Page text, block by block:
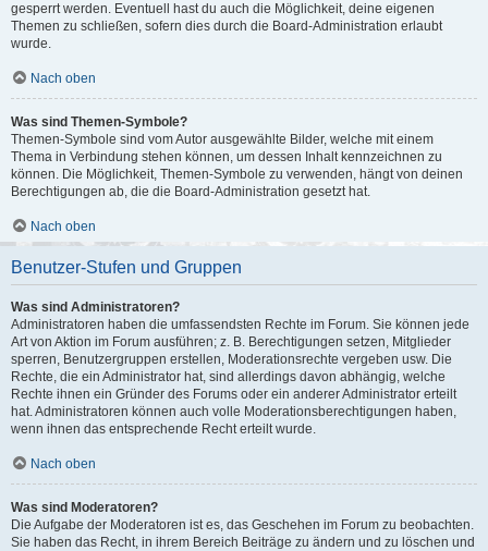
gesperrt werden. Eventuell hast du auch die Möglichkeit, deine eigenen
Themen zu schließen, sofern dies durch die Board-Administration erlaubt
wurde.
Nach oben
Was sind Themen-Symbole?
Themen-Symbole sind vom Autor ausgewählte Bilder, welche mit einem
Thema in Verbindung stehen können, um dessen Inhalt kennzeichnen zu
können. Die Möglichkeit, Themen-Symbole zu verwenden, hängt von deinen
Berechtigungen ab, die die Board-Administration gesetzt hat.
Nach oben
Benutzer-Stufen und Gruppen
Was sind Administratoren?
Administratoren haben die umfassendsten Rechte im Forum. Sie können jede
Art von Aktion im Forum ausführen; z. B. Berechtigungen setzen, Mitglieder
sperren, Benutzergruppen erstellen, Moderationsrechte vergeben usw. Die
Rechte, die ein Administrator hat, sind allerdings davon abhängig, welche
Rechte ihnen ein Gründer des Forums oder ein anderer Administrator erteilt
hat. Administratoren können auch volle Moderationsberechtigungen haben,
wenn ihnen das entsprechende Recht erteilt wurde.
Nach oben
Was sind Moderatoren?
Die Aufgabe der Moderatoren ist es, das Geschehen im Forum zu beobachten.
Sie haben das Recht, in ihrem Bereich Beiträge zu ändern und zu löschen und